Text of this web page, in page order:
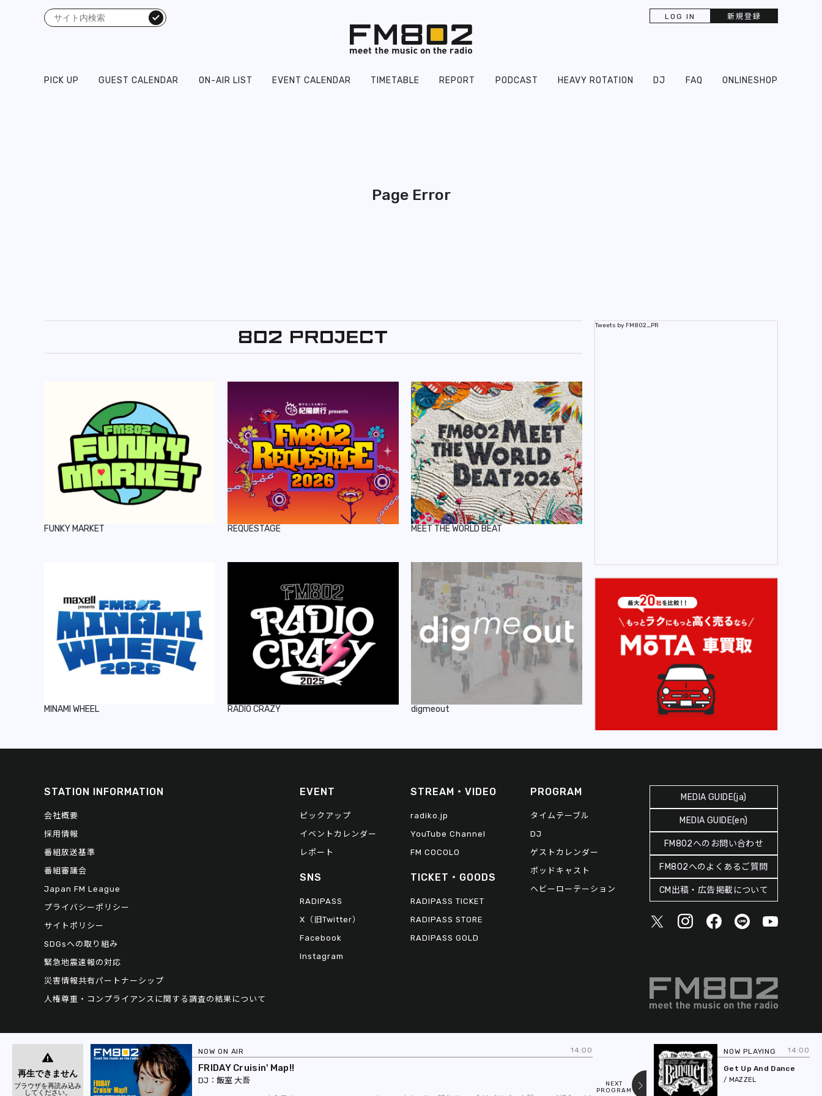
LOG IN 新規登録
検索
PICK UP GUEST CALENDAR ON-AIR LIST EVENT CALENDAR TIMETABLE REPORT PODCAST HEAVY ROTATION DJ FAQ ONLINESHOP
NOW ON AIR 14:00
FRIDAY Cruisin' Map!!
飯室 大吾
NEXT
PROGRAM
PREV
PROGRAM
NOW PLAYING 14:00
Get Up And Dance
/ MAZZEL
Page Error
FUNKY MARKET REQUESTAGE MEET THE WORLD BEAT
MINAMI WHEEL RADIO CRAZY digmeout
Tweets by FM802_PR
STATION INFORMATION
会社概要
採用情報
番組放送基準
番組審議会
Japan FM League
プライバシーポリシー
サイトポリシー
SDGsへの取り組み
緊急地震速報の対応
災害情報共有パートナーシップ
人権尊重・コンプライアンスに関する調査の結果について
EVENT
ピックアップ
イベントカレンダー
レポート
SNS
RADIPASS
X（旧Twitter）
Facebook
Instagram
STREAM・VIDEO
radiko.jp
YouTube Channel
FM COCOLO
TICKET・GOODS
RADIPASS TICKET
RADIPASS STORE
RADIPASS GOLD
PROGRAM
タイムテーブル
DJ
ゲストカレンダー
ポッドキャスト
ヘビーローテーション
MEDIA GUIDE(ja)
MEDIA GUIDE(en)
FM802へのお問い合わせ
FM802へのよくあるご質問
CM出稿・広告掲載について